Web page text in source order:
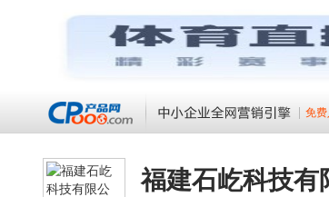
免
福建石屹科技有